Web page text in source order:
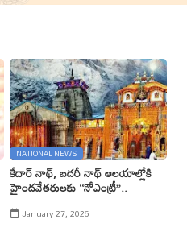
NATIONAL NEWS
కేదార్ నాథ్, బదరీ నాథ్ ఆలయాల్లోకి
హైందవేతరులకు ‘‘నోఎంట్రీ’’..
January 27, 2026